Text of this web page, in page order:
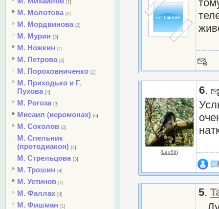
[1]
М. Молотова [2]
М. Мордвинова [2]
М. Мурин [3]
М. Ножкин [1]
М. Петрова [2]
М. Пороховниченко [1]
М. Приходько и Г.
Пухова [4]
М. Рогоза [3]
Мисаил (иеромонах) [6]
М. Соколов [2]
М. Спельник
(протодиакон) [4]
М. Стрельцова [3]
М. Трошин [4]
М. Устинов [1]
М. Фаллах [4]
М. Фишман [1]
(Lex58)
6.
5.